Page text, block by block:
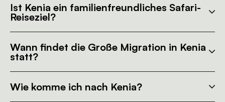
Ist Kenia ein familienfreundliches Safari-
Reiseziel?
Wann findet die Große Migration in Kenia
statt?
Wie komme ich nach Kenia?